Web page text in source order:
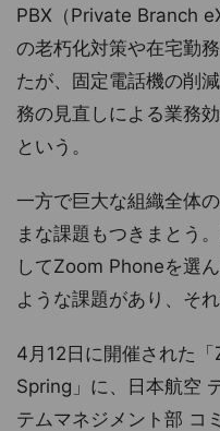
PBX（Private Branch
の老朽化対策や在宅勤
たが、固定電話機の削
務の見直しによる業務
という。
一方で巨大な組織全体
まな課題もつきまとう
してZoom Phoneを選
ような課題があり、そ
4月12日に開催された
Spring」に、日本航空
テムマネジメント部 コ